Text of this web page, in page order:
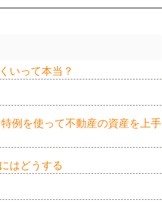
いって本当？
例を使って不動産の資産を上手
はどうする